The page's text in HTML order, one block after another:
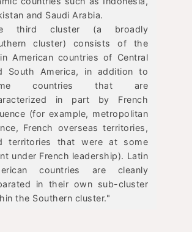
and Saudi Arabia.
third cluster (a broadly
cluster) consists of the
American countries of Central
South America, in addition to
countries that are
in part by French
(for example, metropolitan
French overseas territories,
territories that were at some
under French leadership). Latin
countries are cleanly
in their own sub-cluster
the Southern cluster."